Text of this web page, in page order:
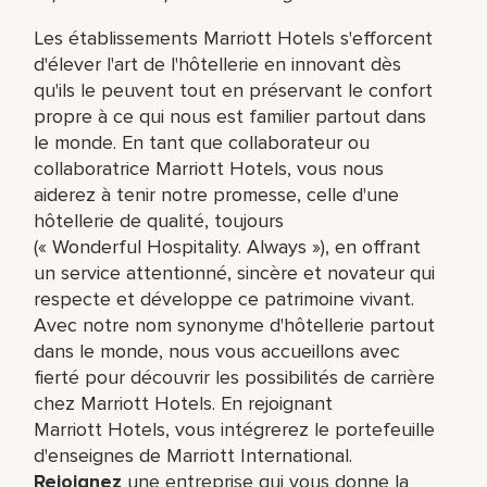
Les établissements Marriott Hotels s'efforcent
d'élever l'art de l'hôtellerie en innovant dès
qu'ils le peuvent tout en préservant le confort
propre à ce qui nous est familier partout dans
le monde. En tant que collaborateur ou
collaboratrice Marriott Hotels, vous nous
aiderez à tenir notre promesse, celle d'une
hôtellerie de qualité, toujours
(« Wonderful Hospitality. Always »), en offrant
un service attentionné, sincère et novateur qui
respecte et développe ce patrimoine vivant.
Avec notre nom synonyme d'hôtellerie partout
dans le monde, nous vous accueillons avec
fierté pour découvrir les possibilités de carrière
chez Marriott Hotels. En rejoignant
Marriott Hotels, vous intégrerez le portefeuille
d'enseignes de Marriott International.
Rejoignez une entreprise qui vous donne la